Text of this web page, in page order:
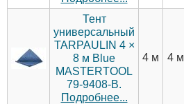
Тент
универсальный
TARPAULIN 4 ×
8 м Blue
MASTERTOOL
79-9408-В.
Подробнее...
4 м 4 м